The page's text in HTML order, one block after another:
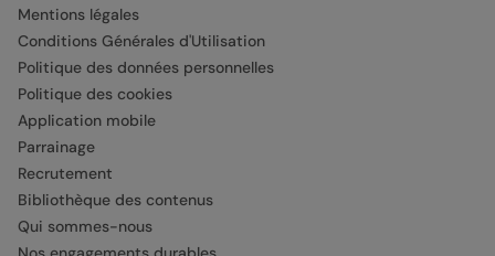
Mentions légales
Conditions Générales d'Utilisation
Politique des données personnelles
Politique des cookies
Application mobile
Parrainage
Recrutement
Bibliothèque des contenus
Qui sommes-nous